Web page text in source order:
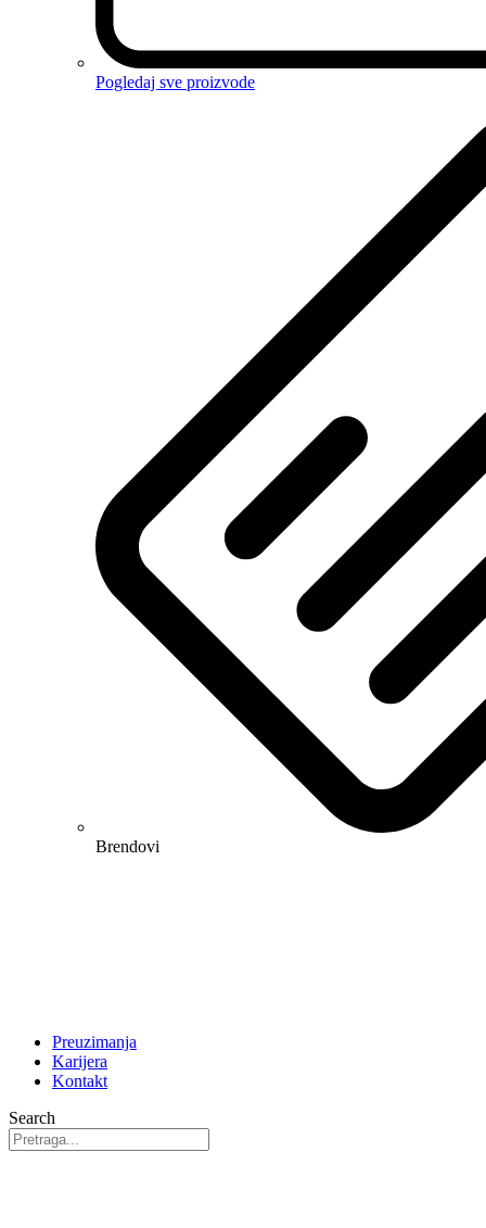
Pogledaj sve proizvode
Brendovi
Preuzimanja
Karijera
Kontakt
Search